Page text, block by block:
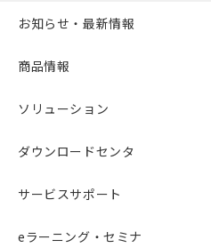
お知らせ・最新情報
商品情報
ソリューション
ダウンロードセンタ
サービスサポート
eラーニング・セミナ